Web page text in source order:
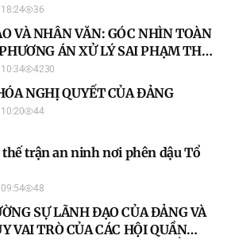
36
VÀ NHÂN VĂN: GÓC NHÌN TOÀN
ÁN XỬ LÝ SAI PHẠM THI
THPT CHUYÊN TUYÊN
4230
NGHỊ QUYẾT CỦA ĐẢNG
44
thế trận an ninh nơi phên dậu Tổ
48
SỰ LÃNH ĐẠO CỦA ĐẢNG VÀ
VAI TRÒ CỦA CÁC HỘI QUẦN